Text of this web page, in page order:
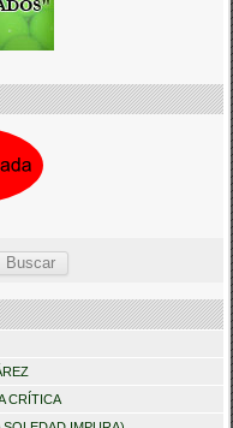
CRÍTICA